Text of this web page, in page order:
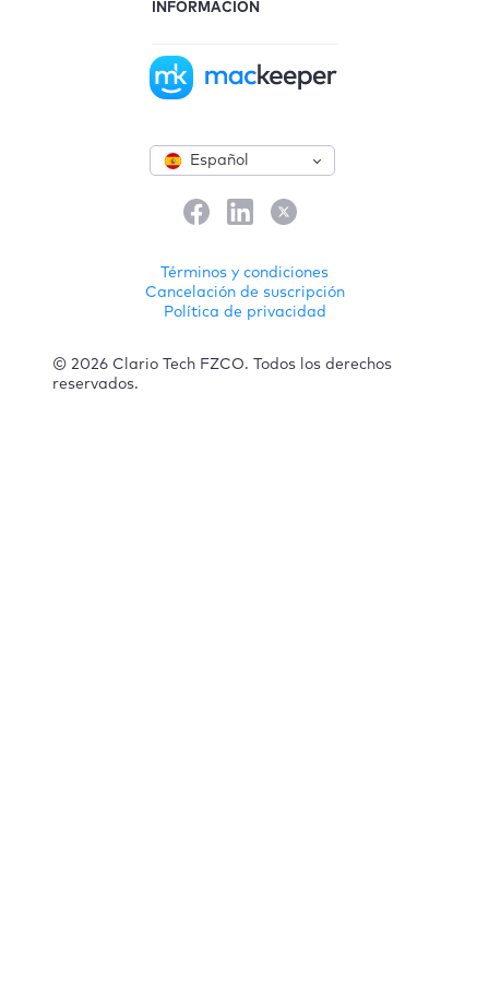
Español
INFORMACIÓN
Términos y condiciones
Cancelación de suscripción
Política de privacidad
© 2026 Clario Tech FZCO. Todos los derechos
reservados.